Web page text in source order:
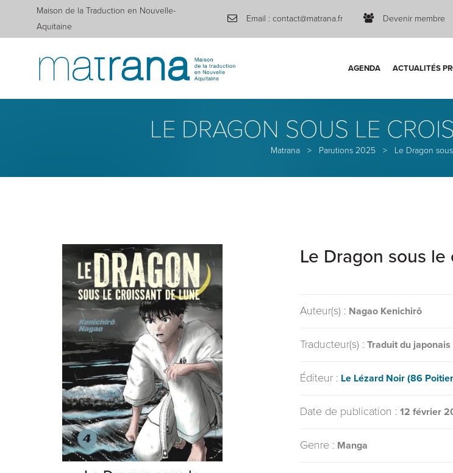
Maison de la Traduction en Nouvelle-
Aquitaine
Email : contact@matrana.fr Devenir membre
AGENDA ACTUALITÉS
LE DRAGON SOUS LE
Matrana > Parutions 2025 > Le Dragon
Le Dragon sous
Auteur(s) : Nagao Kenichirô
Traducteur(s) : Traduit du
Éditeur : Le Lézard Noir (86
Date de publication : 12 février
Genre : Manga